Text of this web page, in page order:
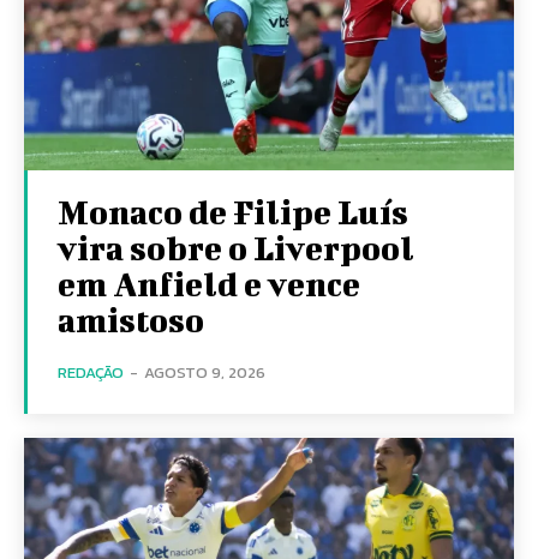
Monaco de Filipe Luís
vira sobre o Liverpool
em Anfield e vence
amistoso
REDAÇÃO - AGOSTO 9, 2026